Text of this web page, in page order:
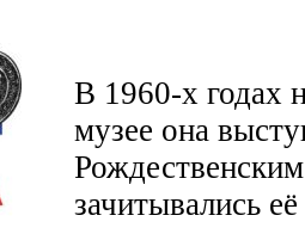
В 1960-х годах
музее она
зачитывались